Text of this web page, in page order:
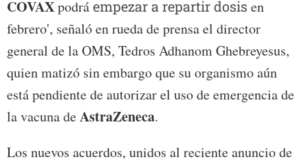
COVAXpodráempezar a repartir dosis en
febrero', señaló en rueda de prensa el director
general de la OMS, Tedros Adhanom Ghebreyesus,
quien matizó sin embargo que su organismo aún
está pendiente de autorizar el uso de emergencia de
la vacuna deAstraZeneca.
Los nuevos acuerdos, unidos al reciente anuncio de